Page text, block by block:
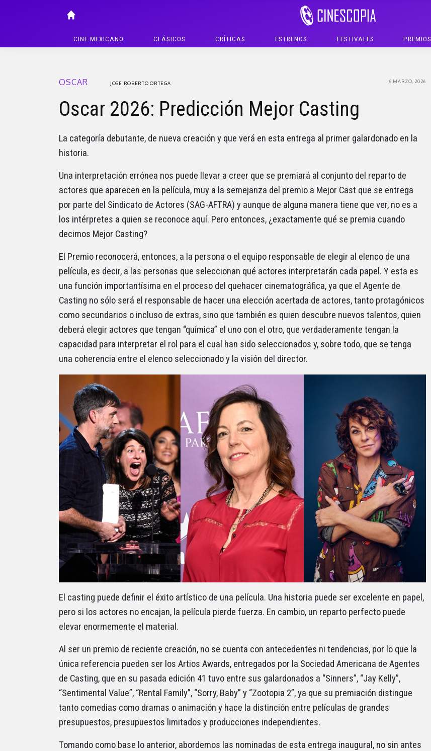
CINE MEXICANO CLÁSICOS CRÍTICAS ESTRENOS FESTIVALES PREMIOS
OSCAR 6 MARZO, 2026
JOSE ROBERTO ORTEGA
Oscar 2026: Predicción Mejor Casting
La categoría debutante, de nueva creación y que verá en esta entrega al primer galardonado en la
historia.
Una interpretación errónea nos puede llevar a creer que se premiará al conjunto del reparto de
actores que aparecen en la película, muy a la semejanza del premio a Mejor Cast que se entrega
por parte del Sindicato de Actores (SAG-AFTRA) y aunque de alguna manera tiene que ver, no es a
los intérpretes a quien se reconoce aquí. Pero entonces, ¿exactamente qué se premia cuando
decimos Mejor Casting?
El Premio reconocerá, entonces, a la persona o el equipo responsable de elegir al elenco de una
película, es decir, a las personas que seleccionan qué actores interpretarán cada papel. Y esta es
una función importantísima en el proceso del quehacer cinematográfica, ya que el Agente de
Casting no sólo será el responsable de hacer una elección acertada de actores, tanto protagónicos
como secundarios o incluso de extras, sino que también es quien descubre nuevos talentos, quien
deberá elegir actores que tengan “química” el uno con el otro, que verdaderamente tengan la
capacidad para interpretar el rol para el cual han sido seleccionados y, sobre todo, que se tenga
una coherencia entre el elenco seleccionado y la visión del director.
El casting puede definir el éxito artístico de una película. Una historia puede ser excelente en papel,
pero si los actores no encajan, la película pierde fuerza. En cambio, un reparto perfecto puede
elevar enormemente el material.
Al ser un premio de reciente creación, no se cuenta con antecedentes ni tendencias, por lo que la
única referencia pueden ser los Artios Awards, entregados por la Sociedad Americana de Agentes
de Casting, que en su pasada edición 41 tuvo entre sus galardonados a “Sinners”, “Jay Kelly”,
“Sentimental Value”, “Rental Family”, “Sorry, Baby” y “Zootopia 2”, ya que su premiación distingue
tanto comedias como dramas o animación y hace la distinción entre películas de grandes
presupuestos, presupuestos limitados y producciones independientes.
Tomando como base lo anterior, abordemos las nominadas de esta entrega inaugural, no sin antes